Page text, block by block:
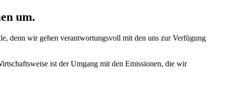
um.
denn wir gehen verantwortungsvoll mit den uns zur Verfügung
ist der Umgang mit den Emissionen, die wir